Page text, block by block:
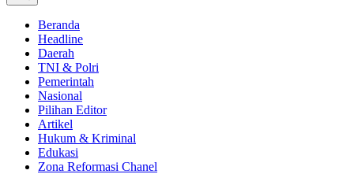
Beranda
Headline
Daerah
TNI & Polri
Pemerintah
Nasional
Pilihan Editor
Artikel
Hukum & Kriminal
Edukasi
Zona Reformasi Chanel